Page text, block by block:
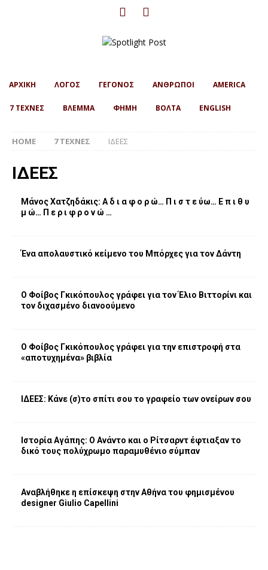
ΑΡΧΙΚΗ ΛΟΓΟΣ ΓΕΓΟΝΟΣ ΑΝΘΡΩΠΟΙ AMERICA
7 ΤΕΧΝΕΣ ΒΛΕΜΜΑ ΦΗΜΗ ΒΟΛΤΑ ENGLISH
HOME 7 ΤΕΧΝΕΣ ΙΔΕΕΣ
ΙΔΕΕΣ
Μάνος Χατζηδάκις: Α δ ι α φ ο ρ ώ… Π ι σ τ ε ύω… Ε π ι θ υ
μ ώ… Π ε ρ ι φ ρ ο ν ώ …
Ένα απολαυστικό κείμενο του Μπόρχες για τον Δάντη
Ο Φοίβος Γκικόπουλος γράφει για τον Έλιο Βιττορίνι και
τον διχασμένο διανοούμενο
Ο Φοίβος Γκικόπουλος γράφει για την επιστροφή στα
«αποτυχημένα» βιβλία
ΙΔΕΕΣ: Κάνε (σ)το σπίτι σου το γραφείο των ονείρων σου
Ιστορία Αγάπης: Ο Ανάντο και ο Ρίτσαρντ έφτιαξαν το
δικό τους πολύχρωμο παραμυθένιο σύμπαν
Αναβλήθηκε η επίσκεψη στην Αθήνα τoυ φημισμένου
designer Giulio Capellini